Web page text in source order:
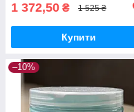
1 372,50 ₴ 1 525 ₴
Купити
–10%